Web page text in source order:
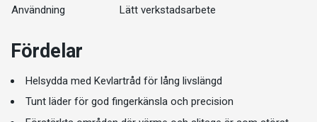
Användning
Lätt verkstadsarbete
Fördelar
Helsydda med Kevlartråd för lång livslängd
Tunt läder för god fingerkänsla och precision